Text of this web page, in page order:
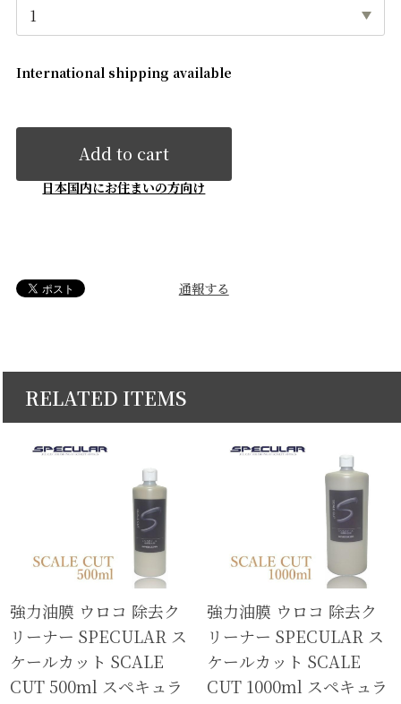
International shipping available
Add to cart
日本国内にお住まいの方向け
通報する
RELATED ITEMS
強力油膜 ウロコ 除去ク
リーナー SPECULAR ス
ケールカット SCALE
CUT 500ml スペキュラ
強力油膜 ウロコ 除去ク
リーナー SPECULAR ス
ケールカット SCALE
CUT 1000ml スペキュラ